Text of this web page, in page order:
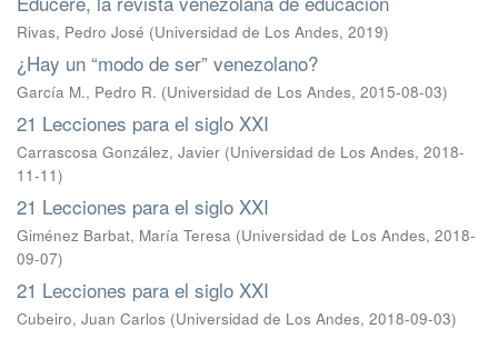
Rivas, Pedro José (Universidad de Los Andes, 2019)
¿Hay un “modo de ser” venezolano?
García M., Pedro R. (Universidad de Los Andes, 2015-08-03)
21 Lecciones para el siglo XXI
Carrascosa González, Javier (Universidad de Los Andes, 2018-
11-11)
21 Lecciones para el siglo XXI
Giménez Barbat, María Teresa (Universidad de Los Andes, 2018-
09-07)
21 Lecciones para el siglo XXI
Cubeiro, Juan Carlos (Universidad de Los Andes, 2018-09-03)